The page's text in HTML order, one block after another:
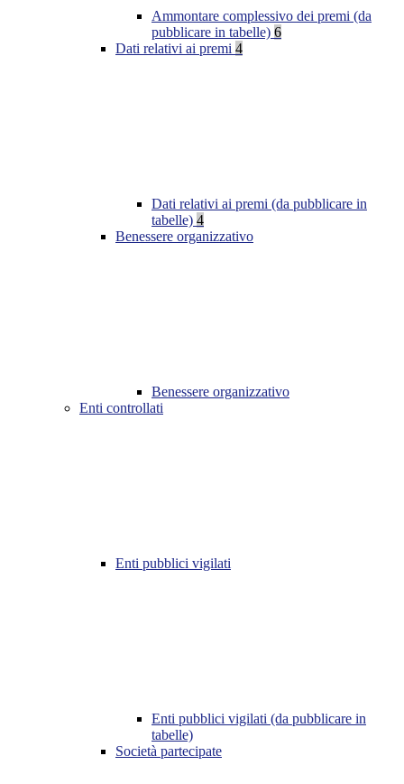
Ammontare complessivo dei premi (da
pubblicare in tabelle) 6
Dati relativi ai premi 4
Dati relativi ai premi (da pubblicare in
tabelle) 4
Benessere organizzativo
Benessere organizzativo
Enti controllati
Enti pubblici vigilati
Enti pubblici vigilati (da pubblicare in
tabelle)
Società partecipate